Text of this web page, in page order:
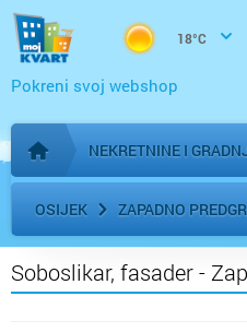
18°C
Pokreni svoj webshop
Početna stranica
NEKRETNINE I
OSIJEK ZAPADNO
Soboslikar, fasader -